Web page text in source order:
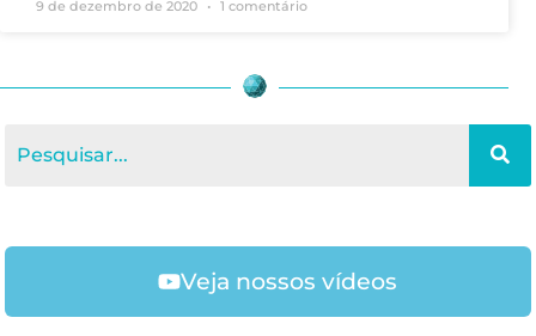
9 de dezembro de 2020 1 comentário
Veja nossos vídeos